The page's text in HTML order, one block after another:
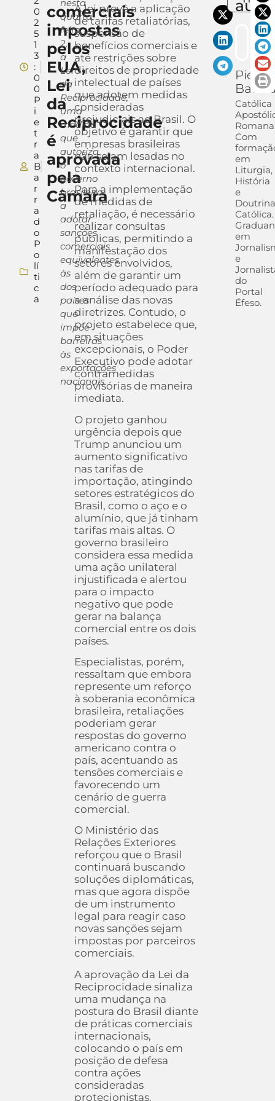
0
2
5
1
3
:
0
0
P
i
e
t
r
a
B
a
r
r
a
d
o
P
o
lí
ti
c
a
comerciais
impostas
pelos
EUA,
Lei
da
Reciprocidade
é
aprovada
pela
Câmara
nesta
quarta-
feira,
2,
a
Lei
da
Reciprocidade,
uma
medida
que
autoriza
o
governo
brasileiro
a
adotar
sanções
comerciais
equivalentes
às
dos
países
que
impõe
barreiras
às
exportações
nacionais.
A lei prevê a aplicação
de tarifas retaliatórias,
suspensão de
benefícios comerciais e
até restrições sobre
direitos de propriedade
intelectual de países
que adotem medidas
consideradas
prejudiciais ao Brasil. O
objetivo é garantir que
empresas brasileiras
não sejam lesadas no
contexto internacional.
Para a implementação
de medidas de
retaliação, é necessário
realizar consultas
públicas, permitindo a
manifestação dos
setores envolvidos,
além de garantir um
período adequado para
a análise das novas
diretrizes. Contudo, o
projeto estabelece que,
em situações
excepcionais, o Poder
Executivo pode adotar
contramedidas
provisórias de maneira
imediata.
O projeto ganhou
urgência depois que
Trump anunciou um
aumento significativo
nas tarifas de
importação, atingindo
setores estratégicos do
Brasil, como o aço e o
alumínio, que já tinham
tarifas mais altas. O
governo brasileiro
considera essa medida
uma ação unilateral
injustificada e alertou
para o impacto
negativo que pode
gerar na balança
comercial entre os dois
países.
Especialistas, porém,
ressaltam que embora
represente um reforço
à soberania econômica
brasileira, retaliações
poderiam gerar
respostas do governo
americano contra o
país, acentuando as
tensões comerciais e
favorecendo um
cenário de guerra
comercial.
O Ministério das
Relações Exteriores
reforçou que o Brasil
continuará buscando
soluções diplomáticas,
mas que agora dispõe
de um instrumento
legal para reagir caso
novas sanções sejam
impostas por parceiros
comerciais.
A aprovação da Lei da
Reciprocidade sinaliza
uma mudança na
postura do Brasil diante
de práticas comerciais
internacionais,
colocando o país em
posição de defesa
contra ações
consideradas
protecionistas.
Pietra
Católica
Com
em
Liturgia,
História
e
Doutrina
Católica.
em
e
do
Portal
Éfeso.